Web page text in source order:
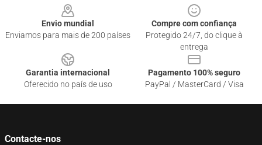
Envio mundial
Enviamos para mais de 200 países
Compre com confiança
Protegido 24/7, do clique à
entrega
Garantia internacional
Oferecido no país de uso
Pagamento 100% seguro
PayPal / MasterCard / Visa
Contacte-nos